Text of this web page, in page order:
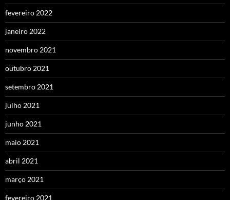
fevereiro 2022
janeiro 2022
novembro 2021
outubro 2021
setembro 2021
julho 2021
junho 2021
maio 2021
abril 2021
março 2021
fevereiro 2021